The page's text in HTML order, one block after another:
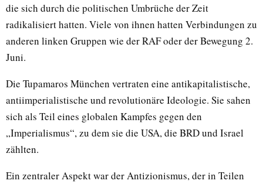
die sich durch die politischen Umbrüche der Zeit
radikalisiert hatten. Viele von ihnen hatten Verbindungen zu
anderen linken Gruppen wie der RAF oder der Bewegung 2.
Juni.
Die Tupamaros München vertraten eine antikapitalistische,
antiimperialistische und revolutionäre Ideologie. Sie sahen
sich als Teil eines globalen Kampfes gegen den
„Imperialismus“, zu dem sie die USA, die BRD und Israel
zählten.
Ein zentraler Aspekt war der Antizionismus, der in Teilen